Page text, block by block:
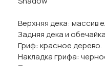
Верхняя дека: массив
Задняя дека и
Гриф: красное дерево.
Накладка грифа: